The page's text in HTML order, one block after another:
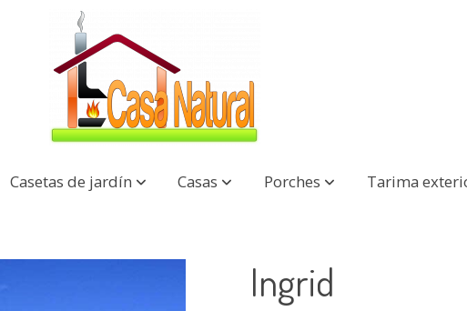
Casetas de jardín Casas Porches Tarima
Ingrid